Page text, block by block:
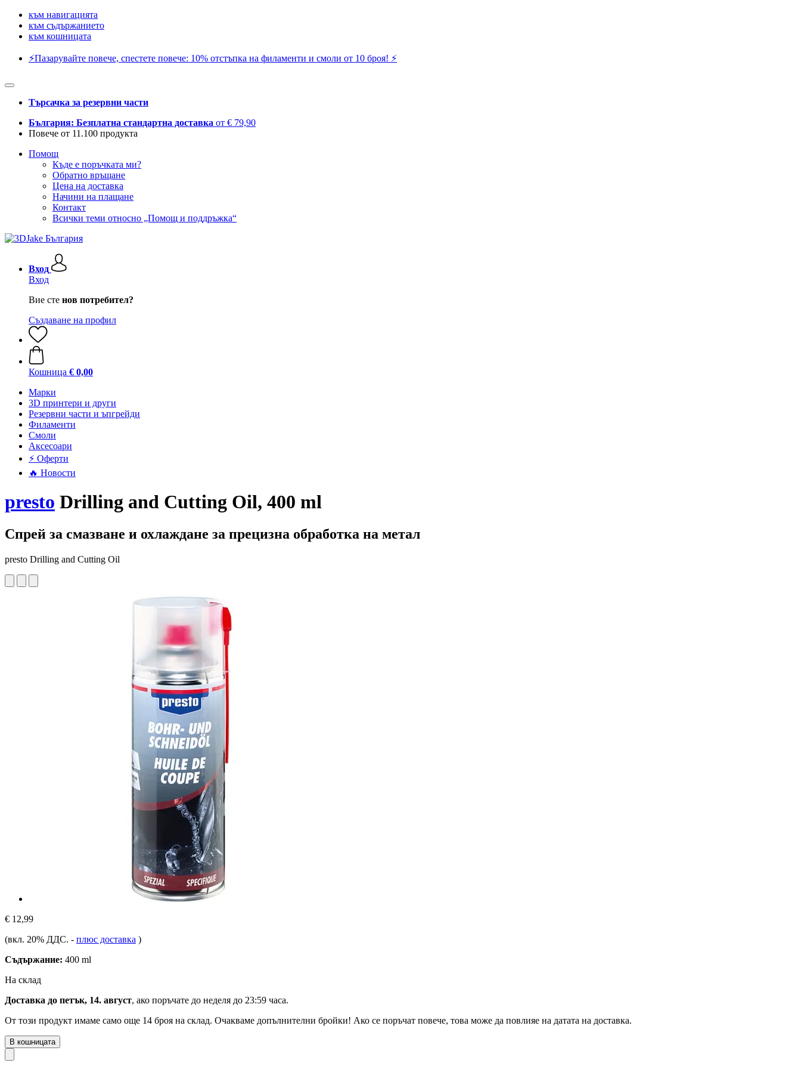
към навигацията
към съдържанието
към кошницата
⚡️Пазарувайте повече, спестете повече: 10% отстъпка на филаменти и смоли от 10 броя! ⚡️
Търсачка за резервни части
България: Безплатна стандартна доставка от € 79,90
Повече от 11.100 продукта
Помощ
Къде е поръчката ми?
Обратно връщане
Цена на доставка
Начини на плащане
Контакт
Всички теми относно „Помощ и поддръжка“
Вход
Вход
Вие сте нов потребител?
Създаване на профил
Кошница € 0,00
Mарки
3D принтери и други
Резервни части и ъпгрейди
Филаменти
Смоли
Аксесоари
⚡ Оферти
🔥 Новости
presto Drilling and Cutting Oil, 400 ml
Спрей за смазване и охлаждане за прецизна обработка на метал
presto Drilling and Cutting Oil
€ 12,99
(вкл. 20% ДДС. - плюс доставка )
Съдържание: 400 ml
На склад
Доставка до петък, 14. август, ако поръчате до неделя до 23:59 часа.
От този продукт имаме само още 14 броя на склад. Очакваме допълнителни бройки! Ако се поръчат повече, това може да повлияе на датата на доставка.
В кошницата